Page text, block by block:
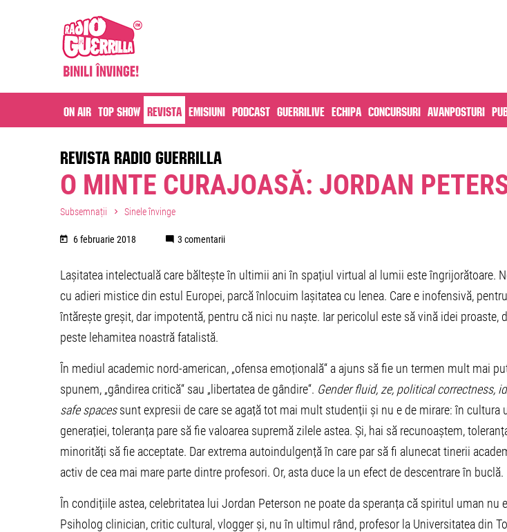
On air Top Show Revista Emisiuni Podcast Guerrilive Echipa Concursuri Avanposturi
REVISTA RADIO GUERRILLA
O MINTE CURAJOASĂ: JORDAN
Subsemnații Sinele învinge
6 februarie 2018 3 comentarii
Lașitatea intelectuală care băltește în ultimii ani în spațiul virtual al lumii este îngrijorătoare.
cu adieri mistice din estul Europei, parcă înlocuim lașitatea cu lenea. Care e inofensivă,
întărește greșit, dar impotentă, pentru că nici nu naște. Iar pericolul este să vină idei proaste,
peste lehamitea noastră fatalistă.
În mediul academic nord-american, „ofensa emoțională“ a ajuns să fie un termen mult mai
spunem, „gândirea critică“ sau „libertatea de gândire“. Gender fluid, ze, political correctness,
safe spacessunt expresii de care se agață tot mai mult studenții și nu e de mirare: în cultura
generației, toleranța pare să fie valoarea supremă zilele astea. Și, hai să recunoaștem,
minorități să fie acceptate. Dar extrema autoindulgență în care par să fi alunecat tinerii
activ de cea mai mare parte dintre profesori. Or, asta duce la un efect de descentrare în buclă.
În condițiile astea, celebritatea lui Jordan Peterson ne poate da speranța că spiritul uman nu
Psiholog clinician, critic cultural, vlogger și, nu în ultimul rând, profesor la Universitatea din